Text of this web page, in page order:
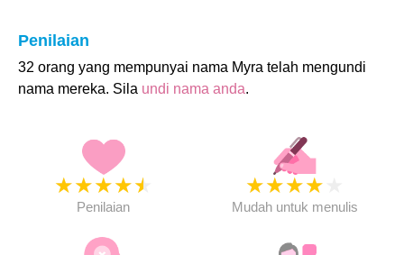
Penilaian
32 orang yang mempunyai nama Myra telah mengundi
nama mereka. Sila undi nama anda.
★★★★★
Penilaian
★★★★
Mudah untuk menulis